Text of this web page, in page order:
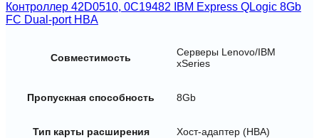
Контроллер 42D0510, 0C19482 IBM Express QLogic 8Gb
FC Dual-port HBA
Совместимость
Серверы Lenovo/IBM
xSeries
Пропускная способность 8Gb
Тип карты расширения Хост-адаптер (HBA)